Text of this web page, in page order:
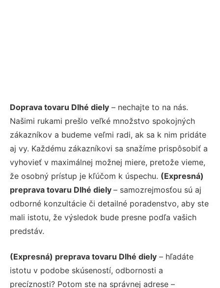
Doprava tovaru Dlhé diely – nechajte to na nás.
Našimi rukami prešlo veľké množstvo spokojných
zákazníkov a budeme veľmi radi, ak sa k nim pridáte
aj vy. Každému zákazníkovi sa snažíme prispôsobiť a
vyhovieť v maximálnej možnej miere, pretože vieme,
že osobný prístup je kľúčom k úspechu. (Expresná)
preprava tovaru Dlhé diely – samozrejmosťou sú aj
odborné konzultácie či detailné poradenstvo, aby ste
mali istotu, že výsledok bude presne podľa vašich
predstáv.
(Expresná) preprava tovaru Dlhé diely – hľadáte
istotu v podobe skúseností, odbornosti a
precíznosti? Potom ste na správnej adrese –